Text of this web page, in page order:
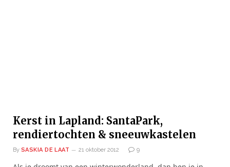
Kerst in Lapland: SantaPark,
rendiertochten & sneeuwkastelen
By SASKIA DE LAAT 21 oktober 2012 9